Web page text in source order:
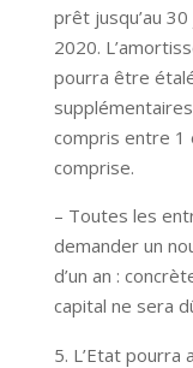
prêt jusqu’au
2020.
pourra être
compris entre 1
comprise.
– Toutes les
demander un
d’un an :
capital ne sera
L’Etat pourra